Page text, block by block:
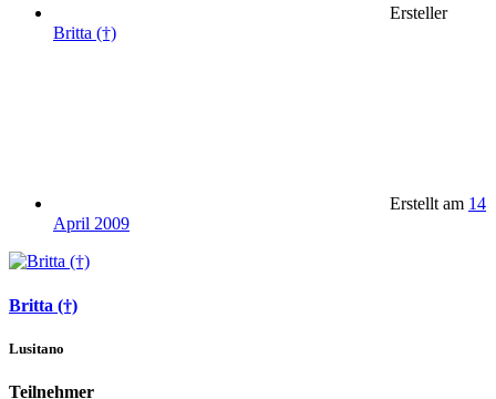
Ersteller
Britta (†)
Erstellt am 14
April 2009
Britta (†)
Lusitano
Teilnehmer